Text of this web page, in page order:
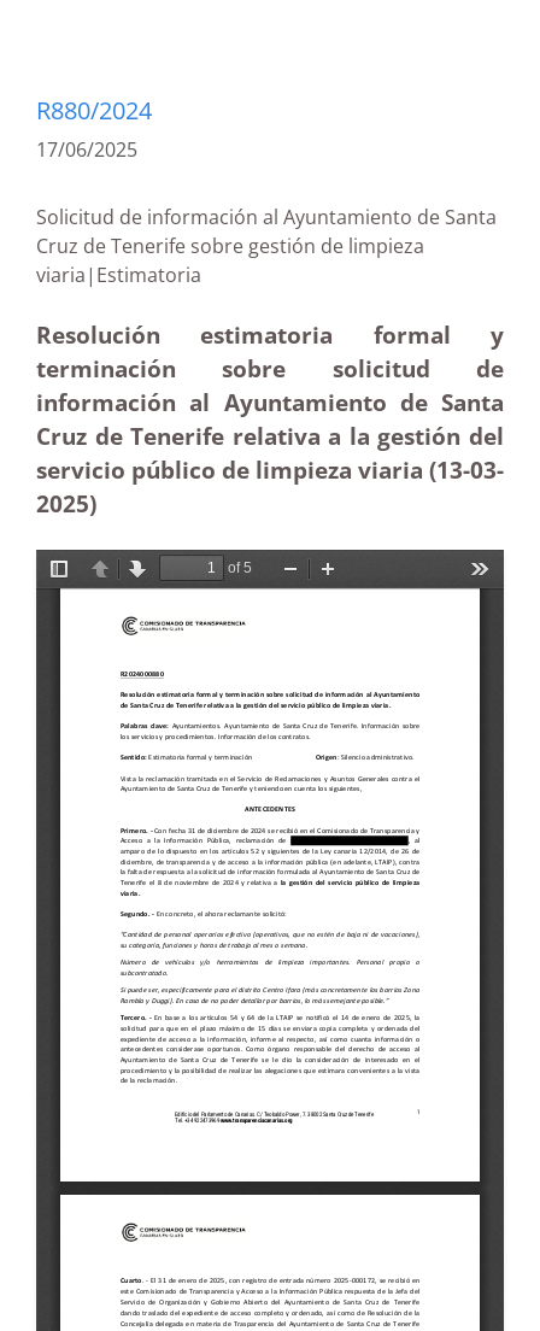
R880/2024
17/06/2025
Solicitud de información al Ayuntamiento de Santa
Cruz de Tenerife sobre gestión de limpieza
viaria|Estimatoria
Resolución estimatoria formal y
terminación sobre solicitud de
información al Ayuntamiento de Santa
Cruz de Tenerife relativa a la gestión del
servicio público de limpieza viaria (13-03-
2025)